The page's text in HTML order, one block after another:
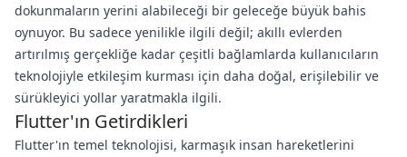
dokunmaların yerini alabileceği bir geleceğe büyük bahis
oynuyor. Bu sadece yenilikle ilgili değil; akıllı evlerden
artırılmış gerçekliğe kadar çeşitli bağlamlarda kullanıcıların
teknolojiyle etkileşim kurması için daha doğal, erişilebilir ve
sürükleyici yollar yaratmakla ilgili.
Flutter'ın Getirdikleri
Flutter'ın temel teknolojisi, karmaşık insan hareketlerini